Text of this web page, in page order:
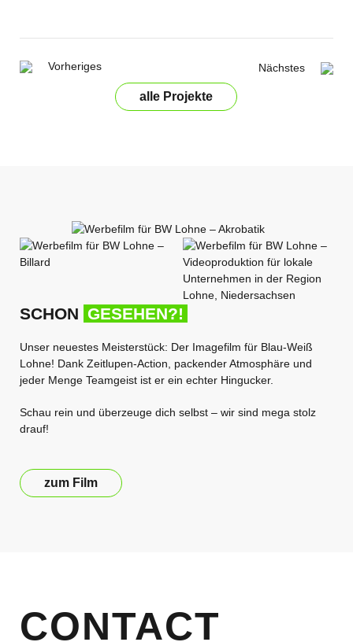
Vorheriges
alle Projekte
Nächstes
SCHON GESEHEN?!
Unser neuestes Meisterstück: Der Imagefilm für Blau-Weiß
Lohne! Dank Zeitlupen-Action, packender Atmosphäre und
jeder Menge Teamgeist ist er ein echter Hingucker.
Schau rein und überzeuge dich selbst – wir sind mega stolz
drauf!
zum Film
CONTACT